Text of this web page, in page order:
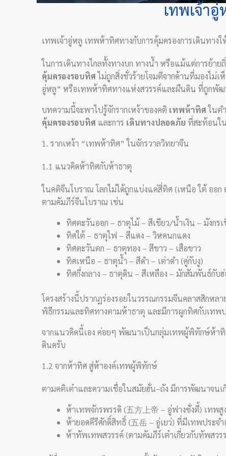
เทพเจ้า
เทพเจ้าอู่หลู เทพห้าทิศทางกับการคุ้มครองการเดินทาง
ในการเดินทางไกลทั้งทางบก ทางน้ำ หรือแม้แต่การย้า
คุ้มครองรอบทิศไม่ถูกสิ่งชั่วร้ายโจมตีจากด้านที่มองไม่เ
อู่หลู” หรือเทพห้าทิศทางแห่งสวรรค์และผืนดิน ที่ถูกพั
บทความนี้จะพาไปรู้จักรากเหง้าของคติ เทพห้าทิศในต
คุ้มครองรอบทิศ และการ เดินทางปลอดภัย ที่สะท้อนใ
1. รากเหง้า “เทพห้าทิศ” ในจักรวาลวิทยาจีน
1.1 แนวคิดห้าทิศกับห้าธาตุ
ในคติจีนโบราณ โลกไม่ได้ถูกแบ่งแค่สี่ทิศ (เหนือ ใต้ ออก
ตามคัมภีร์จีนโบราณ เช่น
ทิศตะวันออก – ธาตุไม้ – สีเขียว/น้ำเงิน – มังกรเ
ทิศใต้ – ธาตุไฟ – สีแดง – วิหคนกแดง
ทิศตะวันตก – ธาตุทอง – สีขาว – เสือขาว
ทิศเหนือ – ธาตุน้ำ – สีดำ – เต่าดำ (คู่กับงู)
ทิศกึ่งกลาง – ธาตุดิน – สีเหลือง – มักสัมพันธ์กับ
โครงสร้างนี้ปรากฏร่องรอยในวรรณกรรมจีนคลาสสิกห
พิธีกรรมและทิศทางตามห้าธาตุ และมีการผูกทิศกับเทพป
จากแนวคิดนี้เอง ค่อยๆ พัฒนาเป็นกลุ่มเทพผู้พิทักษ์ห้าทิ
ดินครับ
1.2 จากห้าทิศ สู่ห้าองค์เทพผู้พิทักษ์
ตามคติเต๋าและความเชื่อในสมัยฮั่น–ถัง มีการพัฒนาจน
ห้าเทพจักรพรรดิ (五方上帝 – อู่ฟางซั่งตี้) เทพ
ห้ายอดคีรีศักดิ์สิทธิ์ (五岳 – อู่เยว่) ที่มีเทพประจำ
ห้าทัพเทพสวรรค์ (ตามคัมภีร์เต๋าเกี่ยวกับทัพสวร